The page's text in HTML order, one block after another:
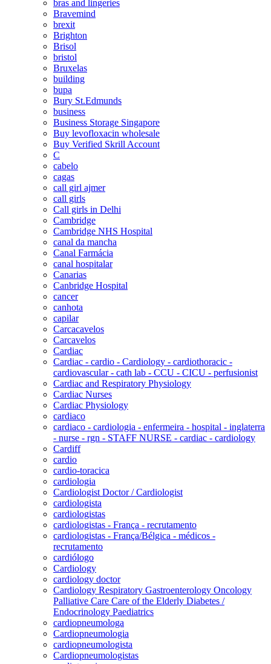
bras and lingeries
Bravemind
brexit
Brighton
Brisol
bristol
Bruxelas
building
bupa
Bury St.Edmunds
business
Business Storage Singapore
Buy levofloxacin wholesale
Buy Verified Skrill Account
C
cabelo
cagas
call girl ajmer
call girls
Call girls in Delhi
Cambridge
Cambridge NHS Hospital
canal da mancha
Canal Farmácia
canal hospitalar
Canarias
Canbridge Hospital
cancer
canhota
capilar
Carcacavelos
Carcavelos
Cardiac
Cardiac - cardio - Cardiology - cardiothoracic -
cardiovascular - cath lab - CCU - CICU - perfusionist
Cardiac and Respiratory Physiology
Cardiac Nurses
Cardiac Physiology
cardiaco
cardiaco - cardiologia - enfermeira - hospital - inglaterra
- nurse - rgn - STAFF NURSE - cardiac - cardiology
Cardiff
cardio
cardio-toracica
cardiologia
Cardiologist Doctor / Cardiologist
cardiologista
cardiologistas
cardiologistas - França - recrutamento
cardiologistas - França/Bélgica - médicos -
recrutamento
cardiólogo
Cardiology
cardiology doctor
Cardiology Respiratory Gastroenterology Oncology
Palliative Care Care of the Elderly Diabetes /
Endocrinology Paediatrics
cardiopneumologa
Cardiopneumologia
cardiopneumologista
Cardiopneumologistas